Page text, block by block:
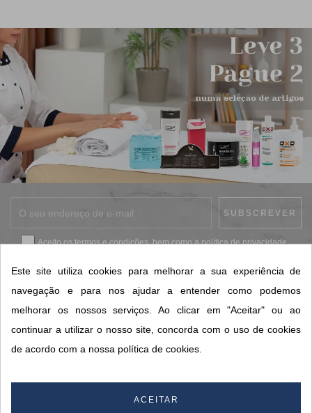
Aceito ostermos e condições, bem como apolítica de privacidade.
CONTACTOS SORISA
Este site utiliza cookies para melhorar a sua experiência de
navegação e para nos ajudar a entender como podemos
melhorar os nossos serviços. Ao clicar em "Aceitar" ou ao
continuar a utilizar o nosso site, concorda com o uso de cookies
de acordo com a nossa política de cookies.
ACEITAR